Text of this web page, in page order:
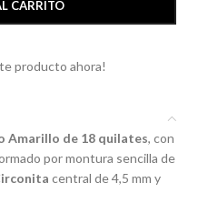
CARRITO
producto ahora!
Amarillo de 18 quilates, con
por montura sencilla de
central de 4,5 mm y